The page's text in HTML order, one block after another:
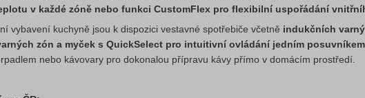
v každé zóně nebo funkci CustomFlex pro flexibilní uspořádání
vybavení kuchyně jsou k dispozici vestavné spotřebiče včetně indukčních
zón a myček s QuickSelect pro intuitivní ovládání jedním
nebo kávovary pro dokonalou přípravu kávy přímo v domácím prostředí.